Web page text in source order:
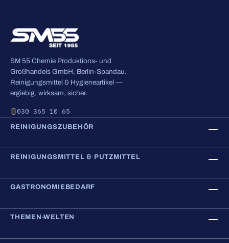
SM 55 Chemie Produktions- und
Großhandels GmbH, Berlin-Spandau.
Reinigungsmittel & Hygieneartikel —
ergiebig, wirksam, sicher.
030 365 10 65
REINIGUNGSZUBEHÖR
REINIGUNGSMITTEL & PUTZMITTEL
GASTRONOMIEBEDARF
THEMEN-WELTEN